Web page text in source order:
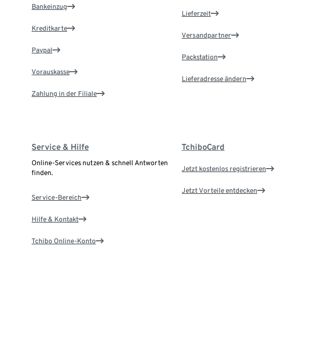
Bankeinzug
Kreditkarte
Paypal
Vorauskasse
Zahlung in der Filiale
Lieferzeit
Versandpartner
Packstation
Lieferadresse ändern
Service & Hilfe
Online-Services nutzen & schnell Antworten
finden.
Service-Bereich
Hilfe & Kontakt
Tchibo Online-Konto
TchiboCard
Jetzt kostenlos registrieren
Jetzt Vorteile entdecken